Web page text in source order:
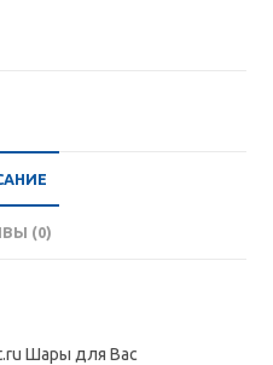
(0)
Шары для Вас